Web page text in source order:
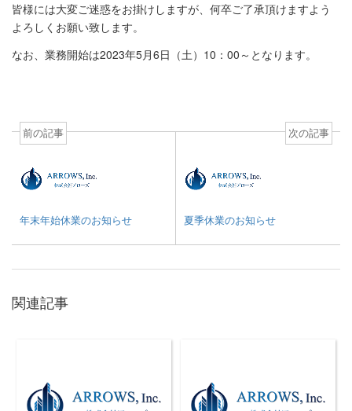
皆様には大変ご迷惑をお掛けしますが、何卒ご了承頂けますよう
よろしくお願い致します。
なお、業務開始は2023年5月6日（土）10：00～となります。
前の記事
年末年始休業のお知らせ
次の記事
夏季休業のお知らせ
関連記事